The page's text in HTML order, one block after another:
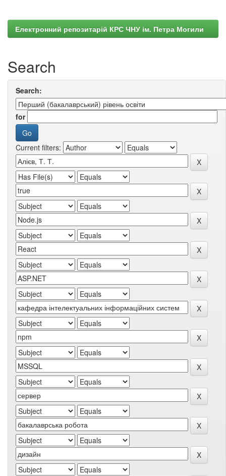
Електронний репозитарій КРС ЧНУ ім. Петра Могили
Search
Search:
for
Current filters: